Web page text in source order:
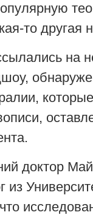
то другая
на
доктор
из